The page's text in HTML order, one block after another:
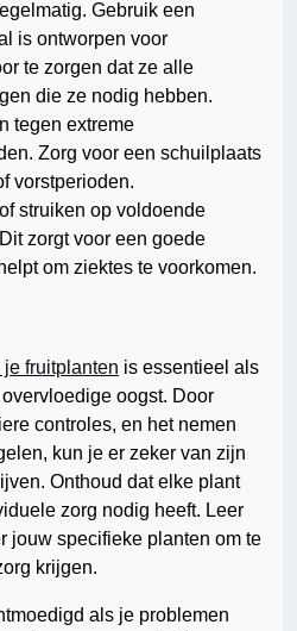
Gebruik een
is ontworpen voor
te zorgen dat ze alle
die ze nodig hebben.
tegen extreme
Zorg voor een schuilplaats
vorstperioden.
struiken op voldoende
zorgt voor een goede
om ziektes te voorkomen.
fruitplanten is essentieel als
oogst. Door
controles, en het nemen
kun je er zeker van zijn
Onthoud dat elke plant
zorg nodig heeft. Leer
jouw specifieke planten om te
krijgen.
als je problemen